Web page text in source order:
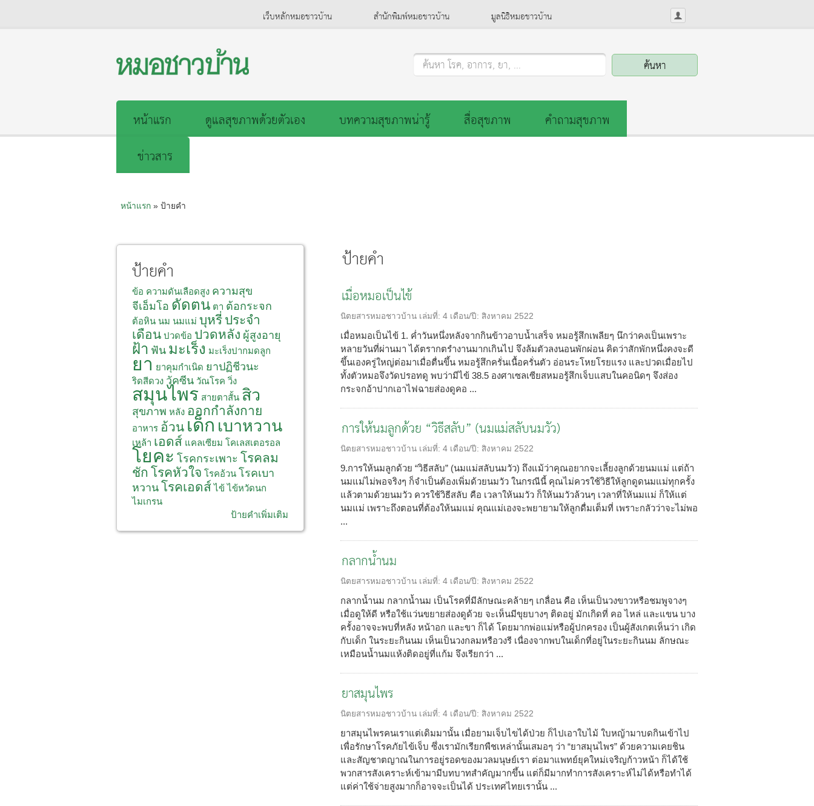
เว็บหลักหมอชาวบ้าน สำนักพิมพ์หมอชาวบ้าน มูลนิธิหมอชาวบ้าน
ค้นหา โรค, อาการ, ยา, ...
หน้าแรก ดูแลสุขภาพด้วยตัวเอง บทความสุขภาพน่ารู้ สื่อสุขภาพ
คำถามสุขภาพ
ข่าวสาร
หน้าแรก» ป้ายคำ
ป้ายคำ
เมื่อหมอเป็นไข้
นิตยสารหมอชาวบ้าน เล่มที่: 4 เดือน/ปี: สิงหาคม 2522
เมื่อหมอเป็นไข้ 1. ค่ำวันหนึ่งหลังจากกินข้าวอาบน้ำเสร็จ หมอรู้สึกเพลียๆ นึกว่าคงเป็นเพราะ
หลายวันที่ผ่านมา ได้ตรากตรำงานมากเกินไป จึงล้มตัวลงนอนพักผ่อน คิดว่าสักพักหนึ่งคงจะดี
ขึ้นเองครู่ใหญ่ต่อมาเมื่อตื่นขึ้น หมอรู้สึกครั่นเนื้อครั่นตัว อ่อนระโหยโรยแรง และปวดเมื่อยไป
ทั้งตัวหมอจึงวัดปรอทดู พบว่ามีไข้ 38.5 องศาเซลเซียสหมอรู้สึกเจ็บแสบในคอนิดๆ จึงส่อง
กระจกอ้าปากเอาไฟฉายส่องดูคอ ...
การให้นมลูกด้วย “วิธีสลับ” (นมแม่สลับนมวัว)
นิตยสารหมอชาวบ้าน เล่มที่: 4 เดือน/ปี: สิงหาคม 2522
9.การให้นมลูกด้วย “วิธีสลับ” (นมแม่สลับนมวัว) ถึงแม้ว่าคุณอยากจะเลี้ยงลูกด้วยนมแม่ แต่ถ้า
นมแม่ไม่พอจริงๆ ก็จำเป็นต้องเพิ่มด้วยนมวัว ในกรณีนี้ คุณไม่ควรใช้วิธีให้ลูกดูดนมแม่ทุกครั้ง
แล้วตามด้วยนมวัว ควรใช้วิธีสลับ คือ เวลาให้นมวัว ก็ให้นมวัวล้วนๆ เวลาที่ให้นมแม่ ก็ให้แต่
นมแม่ เพราะถึงตอนที่ต้องให้นมแม่ คุณแม่เองจะพยายามให้ลูกดื่มเต็มที่ เพราะกลัวว่าจะไม่พอ
...
กลากน้ำนม
นิตยสารหมอชาวบ้าน เล่มที่: 4 เดือน/ปี: สิงหาคม 2522
กลากน้ำนม กลากน้ำนม เป็นโรคที่มีลักษณะคล้ายๆ เกลื่อน คือ เห็นเป็นวงขาวหรือชมพูจางๆ
เมื่อดูให้ดี หรือใช้แว่นขยายส่องดูด้วย จะเห็นมีขุยบางๆ ติดอยู่ มักเกิดที่ คอ ไหล่ และแขน บาง
ครั้งอาจจะพบที่หลัง หน้าอก และขา ก็ได้ โดยมากพ่อแม่หรือผู้ปกครอง เป็นผู้สังเกตเห็นว่า เกิด
กับเด็ก ในระยะกินนม เห็นเป็นวงกลมหรือวงรี เนื่องจากพบในเด็กที่อยู่ในระยะกินนม ลักษณะ
เหมือนน้ำนมแห้งติดอยู่ที่แก้ม จึงเรียกว่า ...
ยาสมุนไพร
นิตยสารหมอชาวบ้าน เล่มที่: 4 เดือน/ปี: สิงหาคม 2522
ยาสมุนไพรคนเราแต่เดิมมานั้น เมื่อยามเจ็บไขได้ป่วย ก็ไปเอาใบไม้ ใบหญ้ามาบดกินเข้าไป
เพื่อรักษาโรคภัยไข้เจ็บ ซึ่งเรามักเรียกพืชเหล่านั้นเสมอๆ ว่า “ยาสมุนไพร” ด้วยความเคยชิน
และสัญชาตญาณในการอยู่รอดของมวลมนุษย์เรา ต่อมาแพทย์ยุคใหม่เจริญก้าวหน้า ก็ได้ใช้
พวกสารสังเคราะห์เข้ามามีบทบาทสำคัญมากขึ้น แต่ก็มีมากทำการสังเคราะห์ไม่ได้หรือทำได้
แต่ค่าใช้จ่ายสูงมากก็อาจจะเป็นได้ ประเทศไทยเรานั้น ...
ป้ายคำ
ข้อ ความดันเลือดสูง ความสุข
จีเอ็มโอ ดัดตน ตา ต้อกระจก
ต้อหิน นม นมแม่ บุหรี่ ประจำ
เดือน ปวดข้อ ปวดหลัง ผู้สูงอายุ
ฝ้า ฟัน มะเร็ง มะเร็งปากมดลูก
ยา ยาคุมกำเนิด ยาปฏิชีวนะ
ริดสีดวง วัคซีน วัณโรค วิ่ง
สมุนไพร สายตาสั้น สิว
สุขภาพ หลัง ออกกำลังกาย
อาหาร อ้วน เด็ก เบาหวาน
เหล้า เอดส์ แคลเซียม โคเลสเตอรอล
โยคะ โรคกระเพาะ โรคลม
ชัก โรคหัวใจ โรคอ้วน โรคเบา
หวาน โรคเอดส์ ไข้ ไข้หวัดนก
ไมเกรน
ป้ายคำเพิ่มเติม